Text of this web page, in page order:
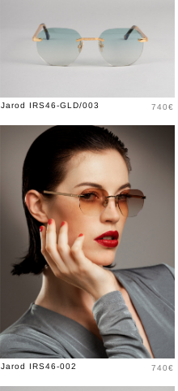
Jarod IRS46-GLD/003 Price
740€
Jarod IRS46-002 Price
740€